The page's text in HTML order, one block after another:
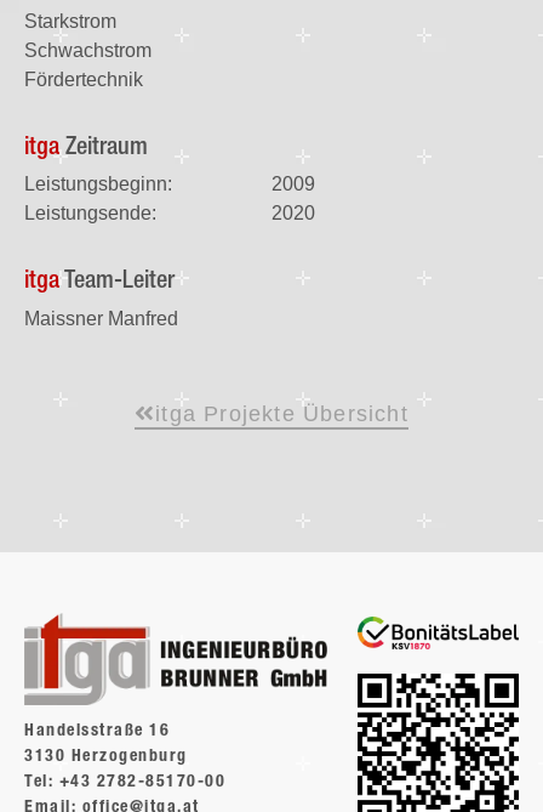
Starkstrom
Schwachstrom
Fördertechnik
itga Zeitraum
Leistungsbeginn:
2009
Leistungsende:
2020
itga Team-Leiter
Maissner Manfred
itga Projekte Übersicht
Handelsstraße 16
3130 Herzogenburg
Tel: +43 2782-85170-00